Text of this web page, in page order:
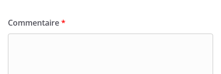
Commentaire*